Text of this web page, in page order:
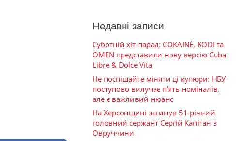
Недавні записи
Суботній хіт-парад: COKAINÉ, KODI та
OMEN представили нову версію Cuba
Libre & Dolce Vita
Не поспішайте міняти ці купюри: НБУ
поступово вилучає п’ять номіналів,
але є важливий нюанс
На Херсонщині загинув 51-річний
головний сержант Сергій Капітан з
Овруччини